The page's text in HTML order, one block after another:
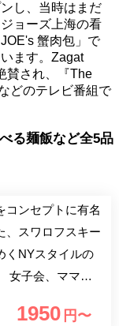
し、当時はまだ
ョーズ上海の看
蟹肉包」で
ます。Zagat
賛され、『The
どのテレビ番組で
る麺飯など全5品
コンセプトに有名
、スワロフスキー
くNYスタイルの
女子会、ママ会
1950 円〜